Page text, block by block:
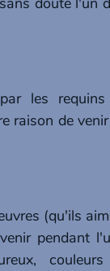
les requins
raison de
(qu'ils
pendant